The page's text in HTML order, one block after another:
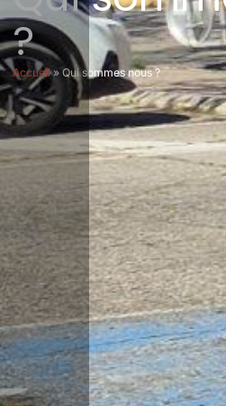
?
Accueil»Qui sommes nous ?